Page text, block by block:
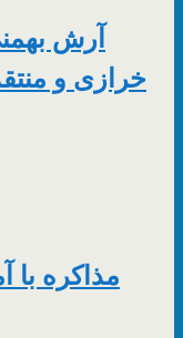
آرش
خرازى و
مذاکره با